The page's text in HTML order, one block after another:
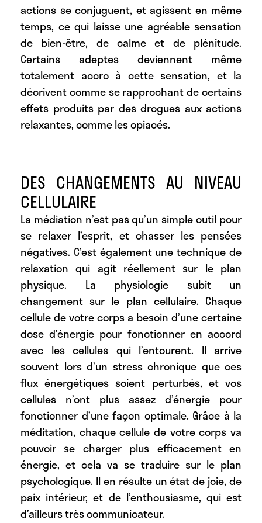
actions se conjuguent, et agissent en même
temps, ce qui laisse une agréable sensation
de bien-être, de calme et de plénitude.
Certains adeptes deviennent même
totalement accro à cette sensation, et la
décrivent comme se rapprochant de certains
effets produits par des drogues aux actions
relaxantes, comme les opiacés.
DES CHANGEMENTS AU NIVEAU
CELLULAIRE
La médiation n’est pas qu’un simple outil pour
se relaxer l’esprit, et chasser les pensées
négatives. C’est également une technique de
relaxation qui agit réellement sur le plan
physique. La physiologie subit un
changement sur le plan cellulaire. Chaque
cellule de votre corps a besoin d’une certaine
dose d’énergie pour fonctionner en accord
avec les cellules qui l’entourent. Il arrive
souvent lors d’un stress chronique que ces
flux énergétiques soient perturbés, et vos
cellules n’ont plus assez d’énergie pour
fonctionner d’une façon optimale. Grâce à la
méditation, chaque cellule de votre corps va
pouvoir se charger plus efficacement en
énergie, et cela va se traduire sur le plan
psychologique. Il en résulte un état de joie, de
paix intérieur, et de l’enthousiasme, qui est
d’ailleurs très communicateur.